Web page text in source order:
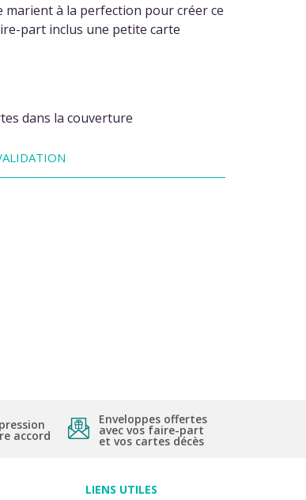
marient à la perfection pour créer ce
part inclus une petite carte
dans la couverture
accord
Enveloppes offertes
avec vos faire-part
et vos cartes décès
LIENS UTILES